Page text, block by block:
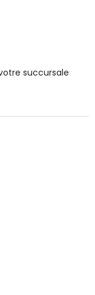
succursale